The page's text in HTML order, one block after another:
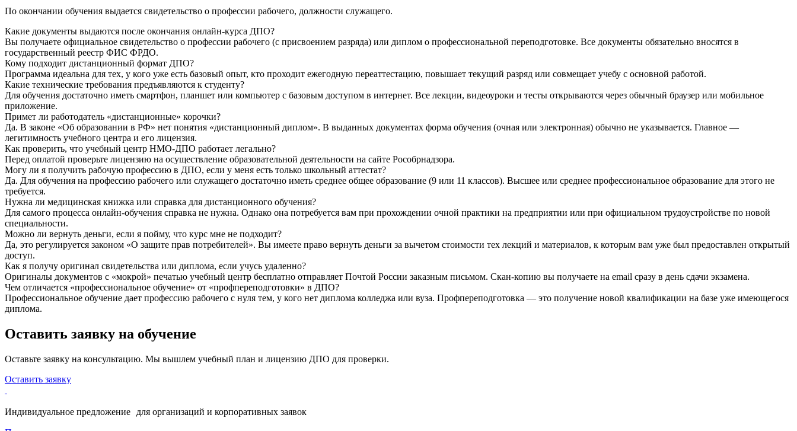
По окончании обучения выдается свидетельство о профессии рабочего, должности служащего.
Какие документы выдаются после окончания онлайн-курса ДПО?
Вы получаете официальное свидетельство о профессии рабочего (с присвоением разряда) или диплом о профессиональной переподготовке. Все документы обязательно вносятся в
государственный реестр ФИС ФРДО.
Кому подходит дистанционный формат ДПО?
Программа идеальна для тех, у кого уже есть базовый опыт, кто проходит ежегодную переаттестацию, повышает текущий разряд или совмещает учебу с основной работой.
Какие технические требования предъявляются к студенту?
Для обучения достаточно иметь смартфон, планшет или компьютер с базовым доступом в интернет. Все лекции, видеоуроки и тесты открываются через обычный браузер или мобильное
приложение.
Примет ли работодатель «дистанционные» корочки?
Да. В законе «Об образовании в РФ» нет понятия «дистанционный диплом». В выданных документах форма обучения (очная или электронная) обычно не указывается. Главное —
легитимность учебного центра и его лицензия.
Как проверить, что учебный центр НМО-ДПО работает легально?
Перед оплатой проверьте лицензию на осуществление образовательной деятельности на сайте Рособрнадзора.
Могу ли я получить рабочую профессию в ДПО, если у меня есть только школьный аттестат?
Да. Для обучения на профессию рабочего или служащего достаточно иметь среднее общее образование (9 или 11 классов). Высшее или среднее профессиональное образование для этого не
требуется.
Нужна ли медицинская книжка или справка для дистанционного обучения?
Для самого процесса онлайн-обучения справка не нужна. Однако она потребуется вам при прохождении очной практики на предприятии или при официальном трудоустройстве по новой
специальности.
Можно ли вернуть деньги, если я пойму, что курс мне не подходит?
Да, это регулируется законом «О защите прав потребителей». Вы имеете право вернуть деньги за вычетом стоимости тех лекций и материалов, к которым вам уже был предоставлен открытый
доступ.
Как я получу оригинал свидетельства или диплома, если учусь удаленно?
Оригиналы документов с «мокрой» печатью учебный центр бесплатно отправляет Почтой России заказным письмом. Скан-копию вы получаете на email сразу в день сдачи экзамена.
Чем отличается «профессиональное обучение» от «профпереподготовки» в ДПО?
Профессиональное обучение дает профессию рабочего с нуля тем, у кого нет диплома колледжа или вуза. Профпереподготовка — это получение новой квалификации на базе уже имеющегося
диплома.
Оставить заявку на обучение
Оставьте заявку на консультацию. Мы вышлем учебный план и лицензию ДПО для проверки.
Оставить заявку
Индивидуальное предложение для организаций и корпоративных заявок